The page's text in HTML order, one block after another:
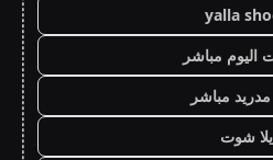
yalla
اليوم مباشر
مباشر
يلا شوت